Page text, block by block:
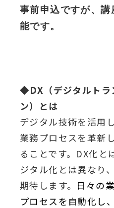
事前申込ですが、
能です。
◆DX （デジタルト
ン）とは
デジタル技術を活用
業務プロセスを革新
ることです。DX化
ジタル化とは異なり、
期待します。 日々の
プロセスを自動化し